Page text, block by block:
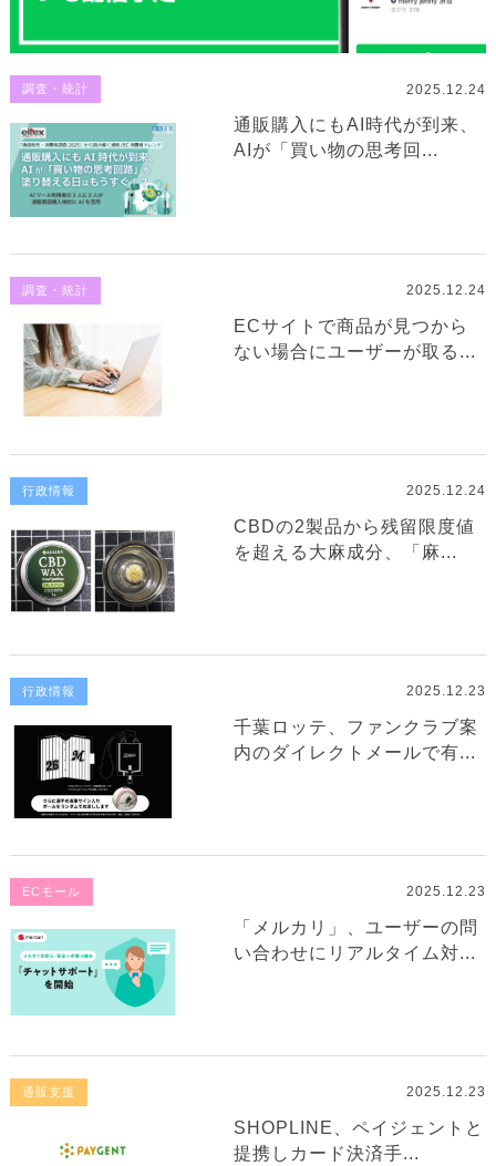
調査・統計 2025.12.24
通販購入にもAI時代が到来、
AIが「買い物の思考回...
調査・統計 2025.12.24
ECサイトで商品が見つから
ない場合にユーザーが取る...
行政情報 2025.12.24
CBDの2製品から残留限度値
を超える大麻成分、「麻...
行政情報 2025.12.23
千葉ロッテ、ファンクラブ案
内のダイレクトメールで有...
ECモール 2025.12.23
「メルカリ」、ユーザーの問
い合わせにリアルタイム対...
通販支援 2025.12.23
SHOPLINE、ペイジェントと
提携しカード決済手...